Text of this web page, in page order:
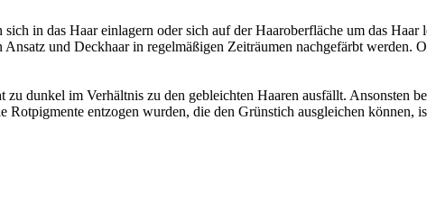
in das Haar einlagern oder sich auf der Haaroberfläche um das
und Deckhaar in regelmäßigen Zeiträumen nachgefärbt werden.
dunkel im Verhältnis zu den gebleichten Haaren ausfällt. Ansonsten
entzogen wurden, die den Grünstich ausgleichen können,